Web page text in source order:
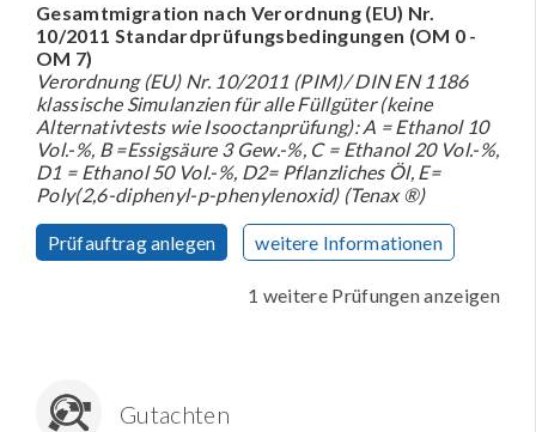
Gesamtmigration nach Verordnung (EU) Nr.
10/2011 Standardprüfungsbedingungen (OM 0 -
OM 7)
Verordnung (EU) Nr. 10/2011 (PIM)/ DIN EN 1186
klassische Simulanzien für alle Füllgüter (keine
Alternativtests wie Isooctanprüfung): A = Ethanol 10
Vol.-%, B =Essigsäure 3 Gew.-%, C = Ethanol 20 Vol.-%,
D1 = Ethanol 50 Vol.-%, D2= Pflanzliches Öl, E=
Poly(2,6-diphenyl-p-phenylenoxid) (Tenax ®)
Prüfauftrag anlegen weitere Informationen
1 weitere Prüfungen anzeigen
Gutachten